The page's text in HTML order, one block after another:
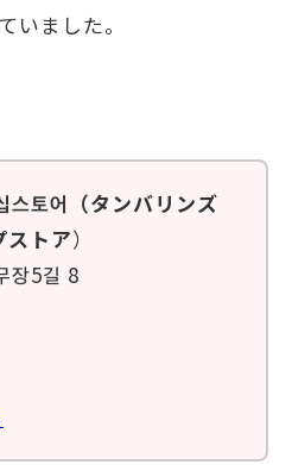
いました。
스토어（タンバリンズ
ストア）
장5길 8